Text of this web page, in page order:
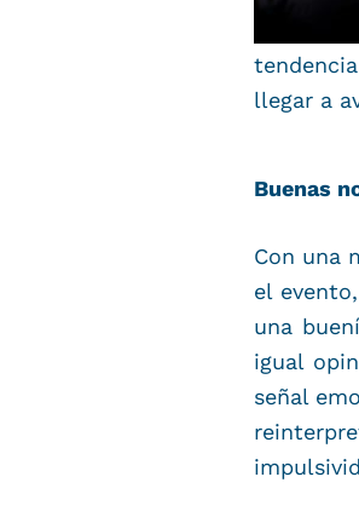
llegar a
Buenas
Con una
el
una
igual
señal